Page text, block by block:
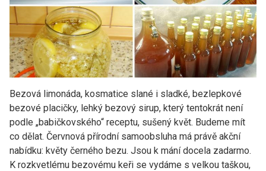
Bezová limonáda, kosmatice slané i sladké, bezlepkové
bezové placičky, lehký bezový sirup, který tentokrát není
podle „babičkovského“ receptu, sušený květ. Budeme mít
co dělat. Červnová přírodní samoobsluha má právě akční
nabídku: květy černého bezu. Jsou k mání docela zadarmo.
K rozkvetlému bezovému keři se vydáme s velkou taškou,